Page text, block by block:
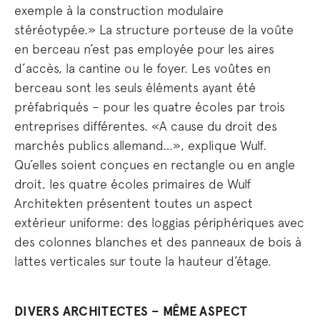
exemple à la construction modulaire
stéréotypée.» La structure porteuse de la voûte
en berceau n’est pas employée pour les aires
d’accès, la cantine ou le foyer. Les voûtes en
berceau sont les seuls éléments ayant été
préfabriqués – pour les quatre écoles par trois
entreprises différentes. «A cause du droit des
marchés publics allemand…», explique Wulf.
Qu’elles soient conçues en rectangle ou en angle
droit, les quatre écoles primaires de Wulf
Architekten présentent toutes un aspect
extérieur uniforme: des loggias périphériques avec
des colonnes blanches et des panneaux de bois à
lattes verticales sur toute la hauteur d’étage.
DIVERS ARCHITECTES – MÊME ASPECT